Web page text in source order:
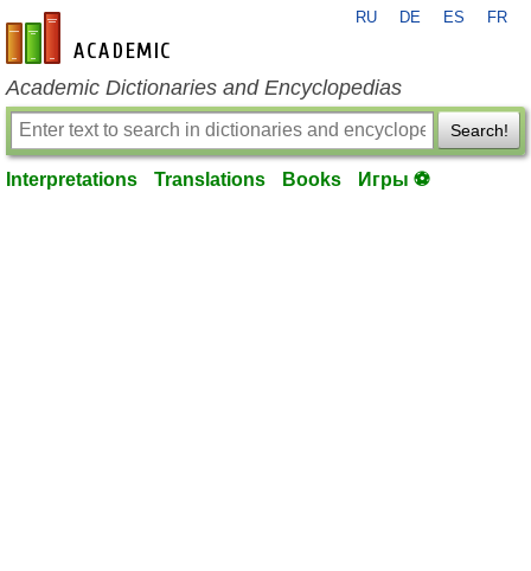
en-academic.com
RU DE ES FR
Academic Dictionaries and Encyclopedias
Search!
Interpretations Translations Books Игры ⚽